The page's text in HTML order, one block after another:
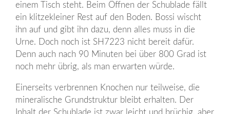
einem Tisch steht. Beim Öffnen der Schublade fällt
ein klitzekleiner Rest auf den Boden. Bossi wischt
ihn auf und gibt ihn dazu, denn alles muss in die
Urne. Doch noch ist SH7223 nicht bereit dafür.
Denn auch nach 90 Minuten bei über 800 Grad ist
noch mehr übrig, als man erwarten würde.
Einerseits verbrennen Knochen nur teilweise, die
mineralische Grundstruktur bleibt erhalten. Der